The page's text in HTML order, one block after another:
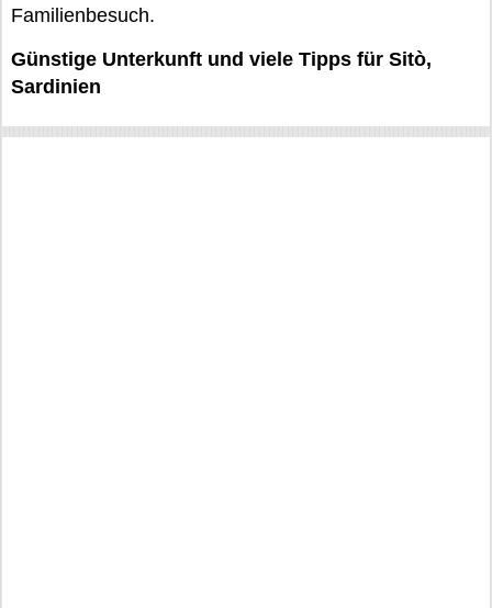
Familienbesuch.
Günstige Unterkunft und viele Tipps für Sitò,
Sardinien